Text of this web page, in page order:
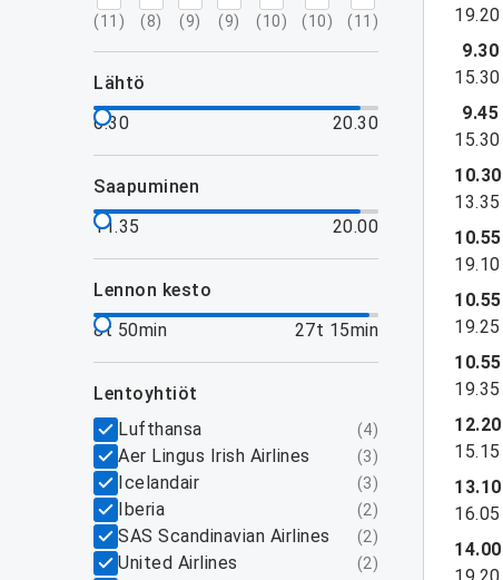
(11 ) (8) (9) (9) (10) (10) (11 )
lähtö
6.30
20.30
saapuminen
11.35
20.00
lennon kesto
8t 50min
27t 15min
lentoyhtiöt
Lufthansa
(4)
Aer Lingus Irish Airlines (3)
Icelandair (3)
Iberia (2)
SAS Scandinavian Airlines (2)
United Airlines (2)
19.20
9.30
15.30
9.45
15.30
10.30
13.35
10.55
19.10
10.55
19.25
10.55
19.35
12.20
15.15
13.10
16.05
14.00